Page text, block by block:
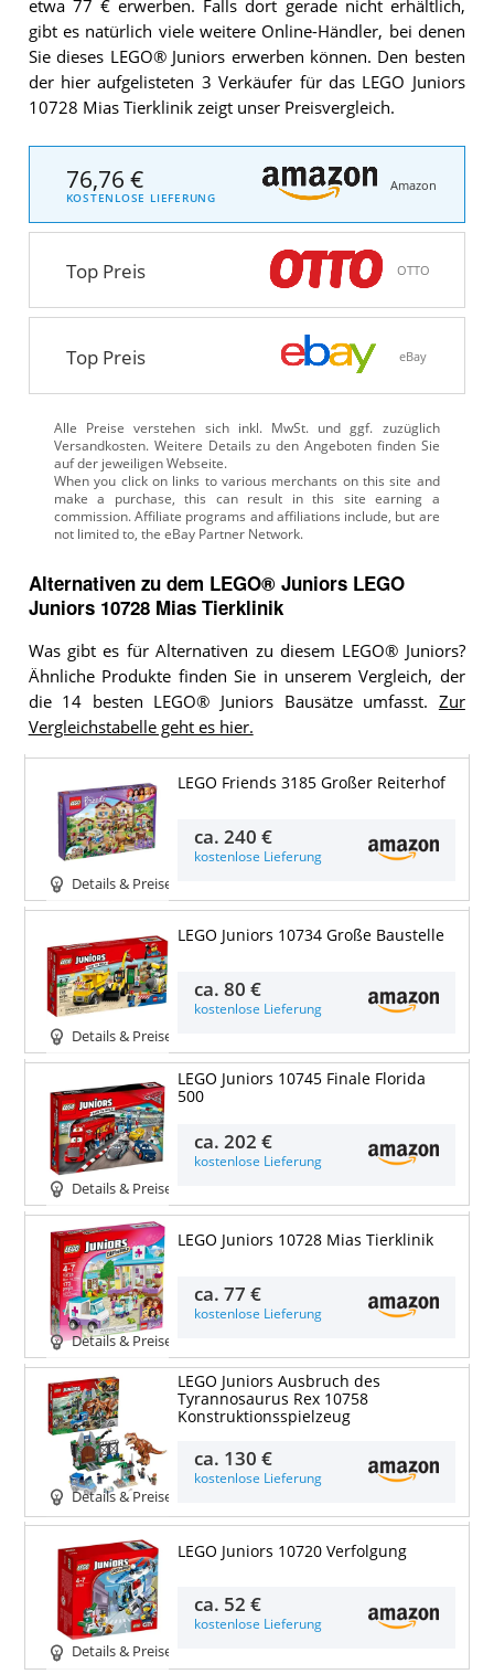
etwa 77 € erwerben. Falls dort gerade nicht erhältlich,
gibt es natürlich viele weitere Online-Händler, bei denen
Sie dieses LEGO® Juniors erwerben können. Den besten
der hier aufgelisteten 3 Verkäufer für das LEGO Juniors
10728 Mias Tierklinik zeigt unser Preisvergleich.
76,76 €
KOSTENLOSE LIEFERUNG
Amazon
Top Preis OTTO
Top Preis eBay
Alle Preise verstehen sich inkl. MwSt. und ggf. zuzüglich
Versandkosten. Weitere Details zu den Angeboten finden Sie
auf der jeweiligen Webseite.
Alternativen zu dem LEGO® Juniors LEGO
Juniors 10728 Mias Tierklinik
Was gibt es für Alternativen zu diesem LEGO® Juniors?
Ähnliche Produkte finden Sie in unserem Vergleich, der
die 14 besten LEGO® Juniors Bausätze umfasst. Zur
Vergleichstabelle geht es hier.
Details & Preise
LEGO Friends 3185 Großer Reiterhof
ca.240 €
kostenlose Lieferung
Details & Preise
LEGO Juniors 10734 Große Baustelle
ca.80 €
kostenlose Lieferung
Details & Preise
LEGO Juniors 10745 Finale Florida
500
ca.202 €
kostenlose Lieferung
Details & Preise
LEGO Juniors 10728 Mias Tierklinik
ca.77 €
kostenlose Lieferung
Details & Preise
LEGO Juniors Ausbruch des
Tyrannosaurus Rex 10758
Konstruktionsspielzeug
ca. 130 €
kostenlose Lieferung
Details & Preise
LEGO Juniors 10720 Verfolgung
ca. 52 €
kostenlose Lieferung